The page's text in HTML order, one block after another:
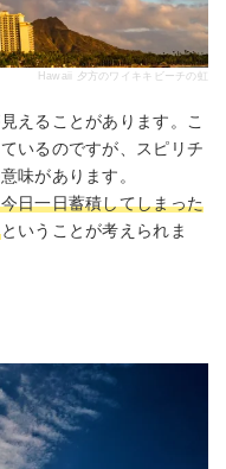
Hawaii 夕方のワイキキビーチの虹
えることがあります。こ
いるのですが、スピリチ
味があります。
日一日蓄積してしまった
ということが考えられま